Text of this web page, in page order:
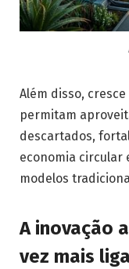
Além disso,
permitam
descartados,
economia circular
modelos
A inovação
vez mais